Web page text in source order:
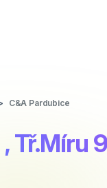
C&A Pardubice
, Tř.Míru